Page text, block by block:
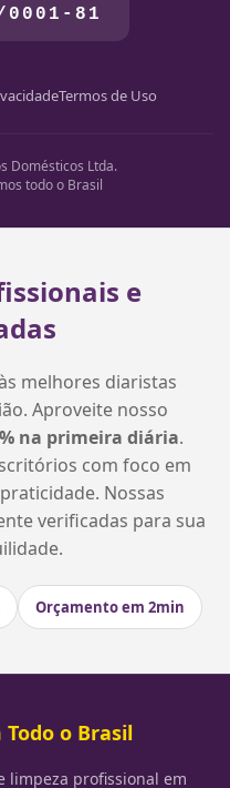
81
Termos de Uso
Domésticos Ltda.
todo o Brasil
e
melhores diaristas
Aproveite nosso
na primeira diária.
com foco em
Nossas
verificadas para sua
Orçamento em 2min
o Brasil
limpeza profissional em